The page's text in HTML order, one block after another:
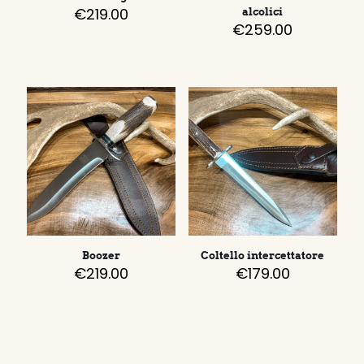
€219.00
alcolici
€259.00
Boozer
€219.00
Coltello intercettatore
€179.00